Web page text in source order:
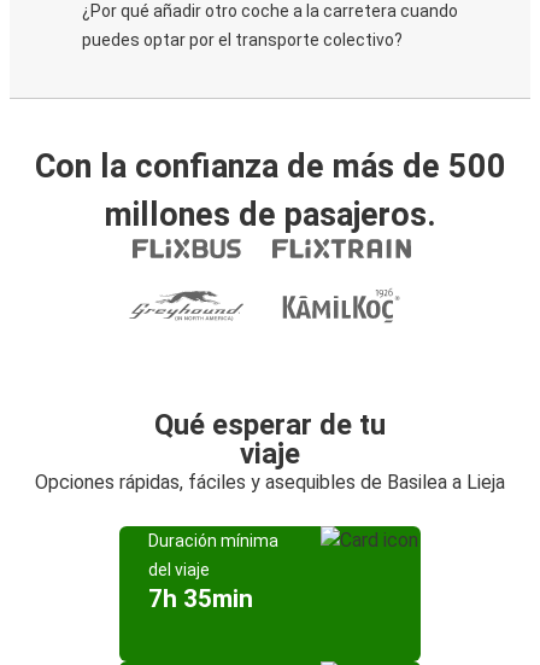
¿Por qué añadir otro coche a la carretera cuando
puedes optar por el transporte colectivo?
Con la confianza de más de 500
millones de pasajeros.
Qué esperar de tu
viaje
Opciones rápidas, fáciles y asequibles de Basilea a Lieja
Duración mínima
del viaje
7h 35min